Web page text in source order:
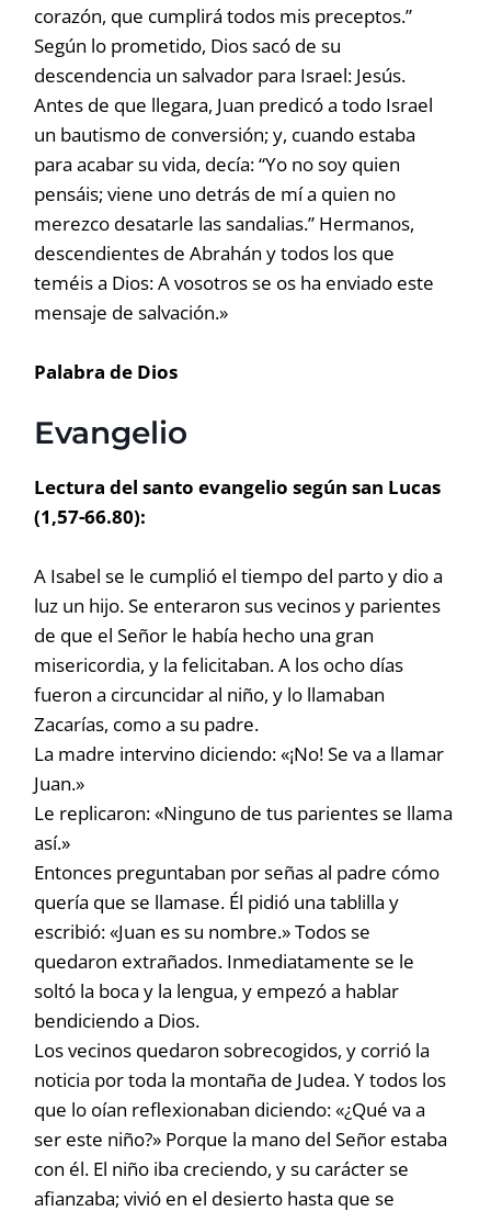
corazón, que cumplirá todos mis preceptos.”
Según lo prometido, Dios sacó de su
descendencia un salvador para Israel: Jesús.
Antes de que llegara, Juan predicó a todo Israel
un bautismo de conversión; y, cuando estaba
para acabar su vida, decía: “Yo no soy quien
pensáis; viene uno detrás de mí a quien no
merezco desatarle las sandalias.” Hermanos,
descendientes de Abrahán y todos los que
teméis a Dios: A vosotros se os ha enviado este
mensaje de salvación.»
Palabra de Dios
Evangelio
Lectura del santo evangelio según san Lucas
(1,57-66.80):
A Isabel se le cumplió el tiempo del parto y dio a
luz un hijo. Se enteraron sus vecinos y parientes
de que el Señor le había hecho una gran
misericordia, y la felicitaban. A los ocho días
fueron a circuncidar al niño, y lo llamaban
Zacarías, como a su padre.
La madre intervino diciendo: «¡No! Se va a llamar
Juan.»
Le replicaron: «Ninguno de tus parientes se llama
así.»
Entonces preguntaban por señas al padre cómo
quería que se llamase. Él pidió una tablilla y
escribió: «Juan es su nombre.» Todos se
quedaron extrañados. Inmediatamente se le
soltó la boca y la lengua, y empezó a hablar
bendiciendo a Dios.
Los vecinos quedaron sobrecogidos, y corrió la
noticia por toda la montaña de Judea. Y todos los
que lo oían reflexionaban diciendo: «¿Qué va a
ser este niño?» Porque la mano del Señor estaba
con él. El niño iba creciendo, y su carácter se
afianzaba; vivió en el desierto hasta que se